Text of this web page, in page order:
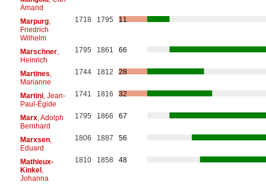
Amand
Marpurg,
Friedrich
Wilhelm
1718 1795 11
Marschner,
Heinrich
1795 1861 66
Martines
Marianne
1744 1812 28
Martini, Jean-
Paul-Égide
1741 1816 32
Marx, Adolph
Bernhard
1795 1866 67
Marxsen,
Eduard
1806 1887 56
Mathieux-
Kinkel,
Johanna
1810 1858 48